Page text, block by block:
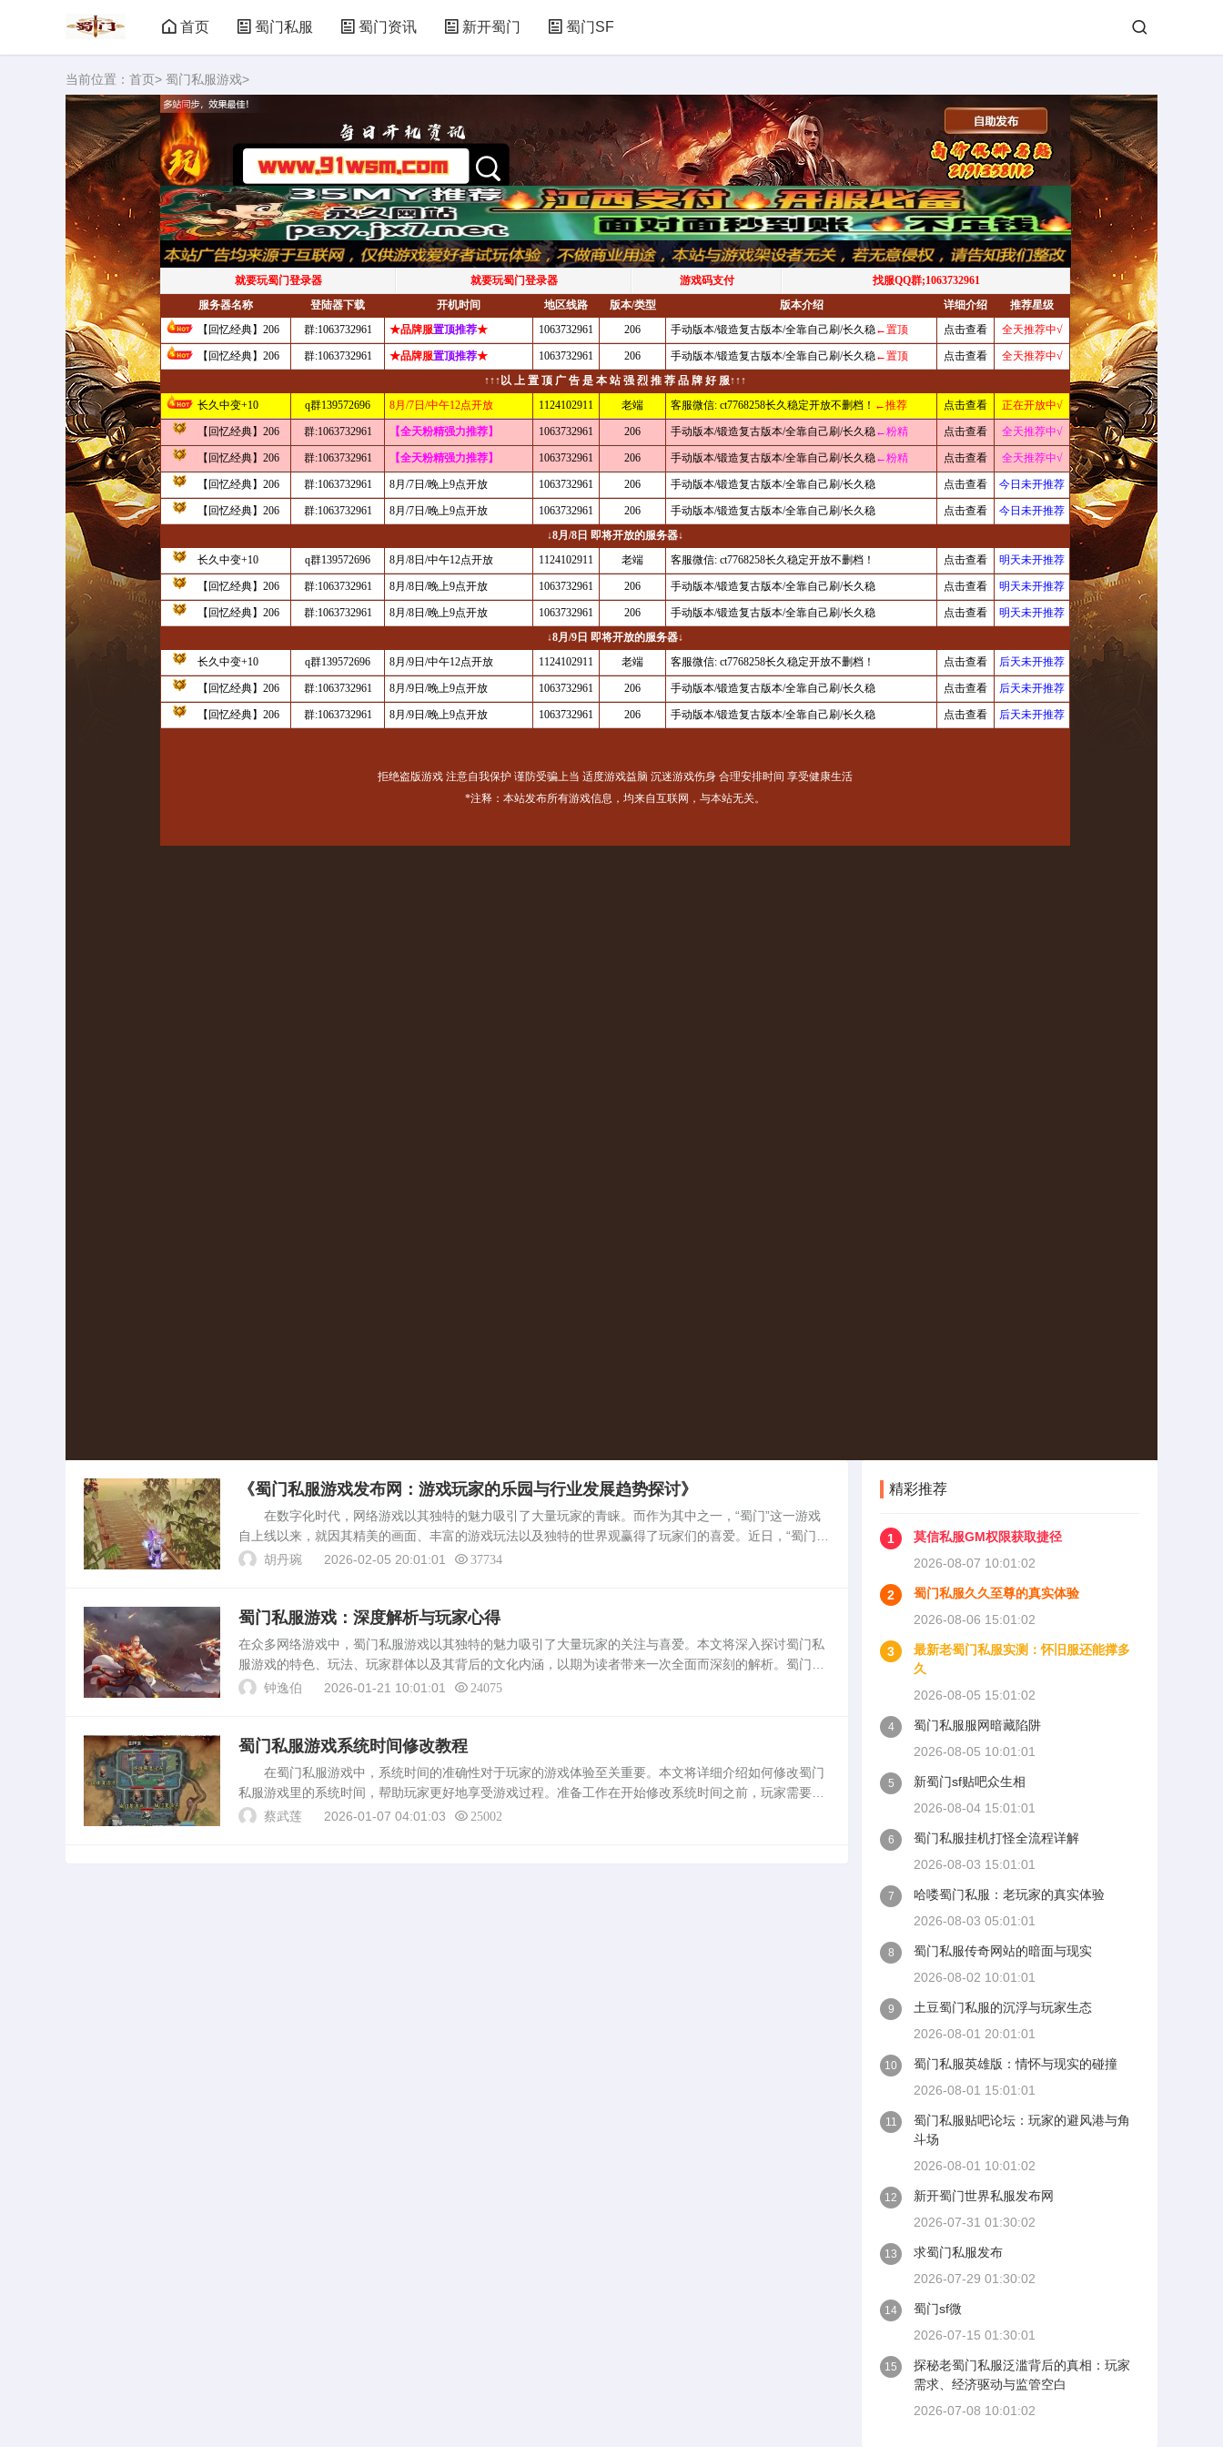
首页 蜀门私服 蜀门资讯 新开蜀门 蜀门SF
当前位置： 首页> 蜀门私服游戏>
《蜀门私服游戏发布网：游戏玩家的乐园与行业发展趋势探讨》
在数字化时代，网络游戏以其独特的魅力吸引了大量玩家的青睐。而作为其中之一，“蜀门”这一游戏
自上线以来，就因其精美的画面、丰富的游戏玩法以及独特的世界观赢得了玩家们的喜爱。近日，“蜀门私
服游戏发布网”备受关注，该网站作为玩家们的集结地，提供了各种私服资源和相关讨论，为玩家们带来了
胡丹琬 2026-02-05 20:01:01 37734
蜀门私服游戏：深度解析与玩家心得
在众多网络游戏中，蜀门私服游戏以其独特的魅力吸引了大量玩家的关注与喜爱。本文将深入探讨蜀门私
服游戏的特色、玩法、玩家群体以及其背后的文化内涵，以期为读者带来一次全面而深刻的解析。蜀门私
服游戏概述蜀门私服游戏是一款基于原版蜀门游戏架构搭建的网络游戏。该游戏凭借其精美的画面、丰富
钟逸伯 2026-01-21 10:01:01 24075
蜀门私服游戏系统时间修改教程
在蜀门私服游戏中，系统时间的准确性对于玩家的游戏体验至关重要。本文将详细介绍如何修改蜀门
私服游戏里的系统时间，帮助玩家更好地享受游戏过程。准备工作在开始修改系统时间之前，玩家需要确
保已经安装了蜀门私服游戏，并且对游戏的基本操作有一定的了解。为了确保修改的顺利进行，建议玩家
蔡武莲 2026-01-07 04:01:03 25002
精彩推荐
1
莫信私服GM权限获取捷径
2026-08-07 10:01:02
2
蜀门私服久久至尊的真实体验
2026-08-06 15:01:02
3
最新老蜀门私服实测：怀旧服还能撑多
久
2026-08-05 15:01:02
4
蜀门私服服网暗藏陷阱
2026-08-05 10:01:01
5
新蜀门sf贴吧众生相
2026-08-04 15:01:01
6
蜀门私服挂机打怪全流程详解
2026-08-03 15:01:01
7
哈喽蜀门私服：老玩家的真实体验
2026-08-03 05:01:01
8
蜀门私服传奇网站的暗面与现实
2026-08-02 10:01:01
9
土豆蜀门私服的沉浮与玩家生态
2026-08-01 20:01:01
10
蜀门私服英雄版：情怀与现实的碰撞
2026-08-01 15:01:01
11
蜀门私服贴吧论坛：玩家的避风港与角
斗场
2026-08-01 10:01:02
12
新开蜀门世界私服发布网
2026-07-31 01:30:02
13
求蜀门私服发布
2026-07-29 01:30:02
14
蜀门sf微
2026-07-15 01:30:01
15
探秘老蜀门私服泛滥背后的真相：玩家
需求、经济驱动与监管空白
2026-07-08 10:01:02